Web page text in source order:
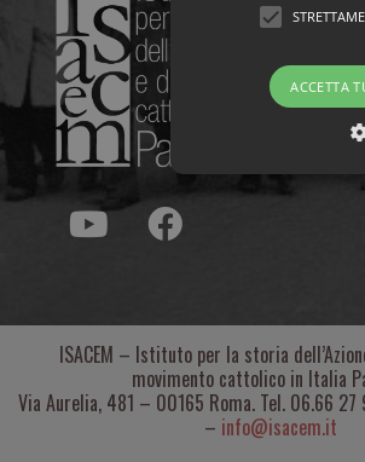
ISACEM – Istituto per la storia
movimento cattolico in Italia
Via Aurelia, 481 – 00165 Roma. Tel. 06.66
– info@isacem.it
ACCETTA